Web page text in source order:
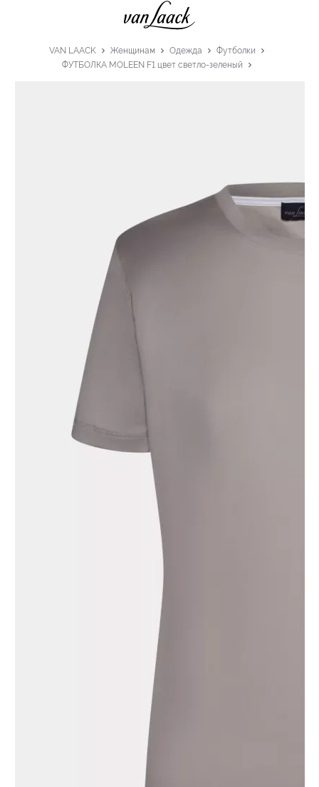
VAN LAACK Женщинам Одежда
Футболки
ФУТБОЛКА MOLEEN F1 цвет светло-зеленый